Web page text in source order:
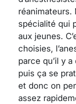
réanimateurs.
spécialité qui
aux jeunes.
choisies,
parce qu’il y
puis ça se
et donc on
assez